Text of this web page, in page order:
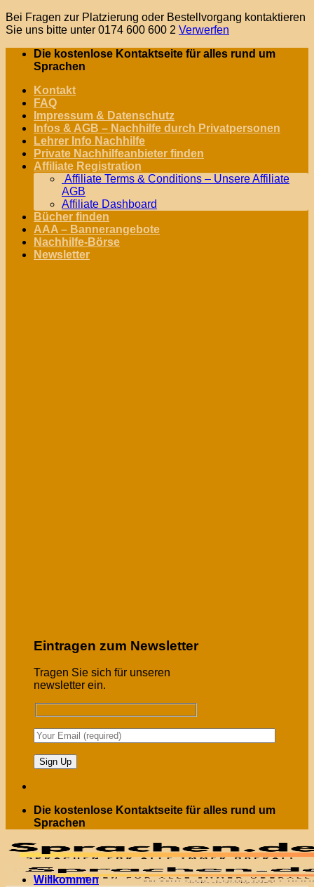
Bei Fragen zur Platzierung oder Bestellvorgang kontaktieren
Sie uns bitte unter 0174 600 600 2 Verwerfen
Zum
Die kostenlose Kontaktseite für alles rund um
Sprachen
Kontakt
FAQ
Impressum & Datenschutz
Infos & AGB – Nachhilfe durch Privatpersonen
Lehrer Info Nachhilfe
Private Nachhilfeanbieter finden
Affiliate Registration
Affiliate Terms & Conditions – Unsere Affiliate
AGB
Affiliate Dashboard
Bücher finden
AAA – Bannerangebote
Nachhilfe-Börse
Newsletter
Eintragen zum Newsletter
Tragen Sie sich für unseren
newsletter ein.
Die kostenlose Kontaktseite für alles rund um
Sprachen
Willkommen